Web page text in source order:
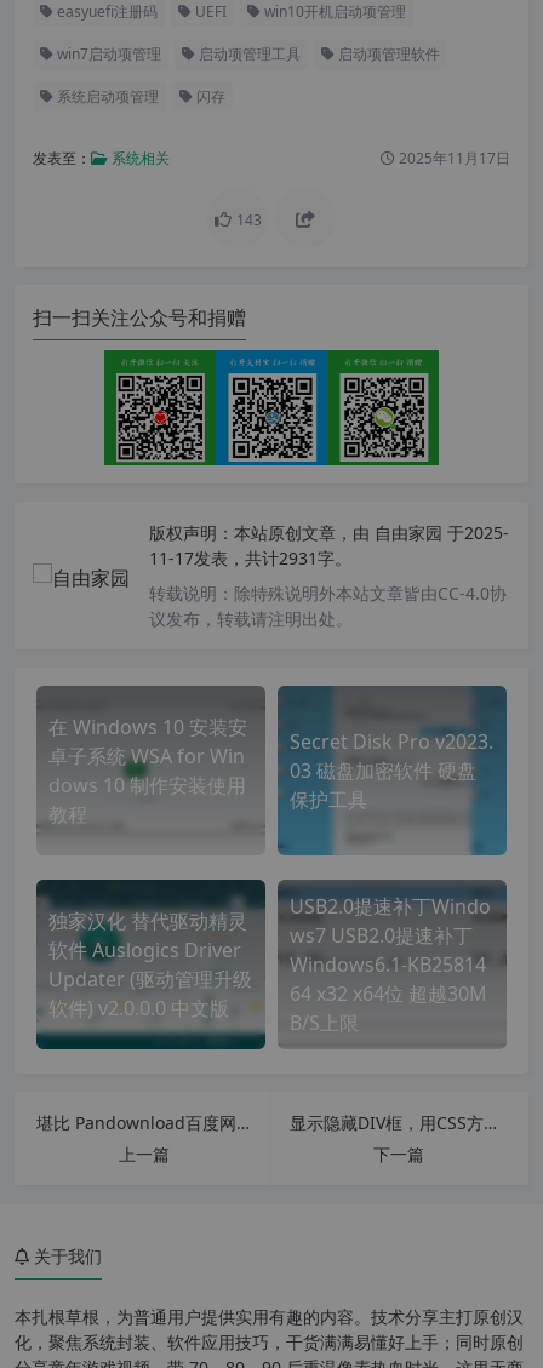
easyuefi注册码 UEFI win10开机启动项管理
win7启动项管理 启动项管理工具 启动项管理软件
系统启动项管理 闪存
发表至： 系统相关 2025年11月17日
143
扫一扫关注公众号和捐赠
版权声明： 本站原创文章，由 自由家园 于2025-
11-17发表，共计2931字。
转载说明： 除特殊说明外本站文章皆由CC-4.0协
议发布，转载请注明出处。
在 Windows 10 安装安
卓子系统 WSA for Win
dows 10 制作安装使用
教程
Secret Disk Pro v2023.
03 磁盘加密软件 硬盘
保护工具
独家汉化 替代驱动精灵
软件 Auslogics Driver
Updater (驱动管理升级
软件) v2.0.0.0 中文版
USB2.0提速补丁Windo
ws7 USB2.0提速补丁
Windows6.1-KB25814
64 x32 x64位 超越30M
B/S上限
堪比 Pandownload百度网盘不限速下载工具 KinhDown 3.0 [0.9.6]
上一篇
显示隐藏DIV框，用CSS方法让元素可见不可见
下一篇
安装激活教程
关于我们
本扎根草根，为普通用户提供实用有趣的内容。技术分享主打原创汉
化，聚焦系统封装、软件应用技巧，干货满满易懂好上手；同时原创